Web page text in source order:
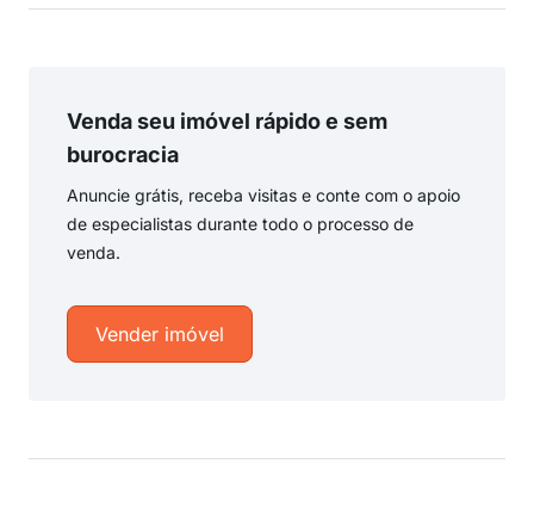
Venda seu imóvel rápido e sem
burocracia
Anuncie grátis, receba visitas e conte com o apoio
de especialistas durante todo o processo de
venda.
Vender imóvel